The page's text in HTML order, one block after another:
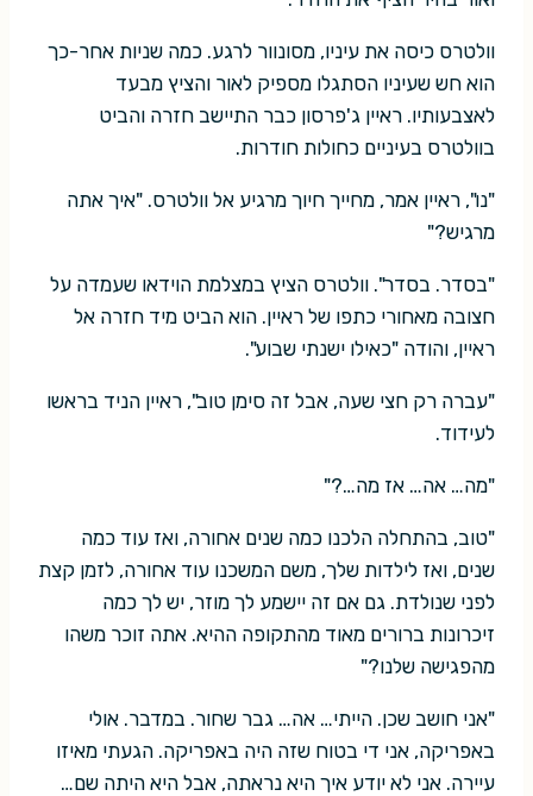
וולטרס כיסה את עיניו, מסונוור לרגע. כמה שניות אחר-כך
הוא חש שעיניו הסתגלו מספיק לאור והציץ מבעד
לאצבעותיו. ראיין ג'פרסון כבר התיישב חזרה והביט
בוולטרס בעיניים כחולות חודרות.
"נו", ראיין אמר, מחייך חיוך מרגיע אל וולטרס. "איך אתה
מרגיש?"
"בסדר. בסדר". וולטרס הציץ במצלמת הוידאו שעמדה על
חצובה מאחורי כתפו של ראיין. הוא הביט מיד חזרה אל
ראיין, והודה "כאילו ישנתי שבוע".
"עברה רק חצי שעה, אבל זה סימן טוב", ראיין הניד בראשו
לעידוד.
"מה… אה… אז מה…?"
"טוב, בהתחלה הלכנו כמה שנים אחורה, ואז עוד כמה
שנים, ואז לילדות שלך, משם המשכנו עוד אחורה, לזמן קצת
לפני שנולדת. גם אם זה יישמע לך מוזר, יש לך כמה
זיכרונות ברורים מאוד מהתקופה ההיא. אתה זוכר משהו
מהפגישה שלנו?"
"אני חושב שכן. הייתי… אה… גבר שחור. במדבר. אולי
באפריקה, אני די בטוח שזה היה באפריקה. הגעתי מאיזו
עיירה. אני לא יודע איך היא נראתה, אבל היא היתה שם…